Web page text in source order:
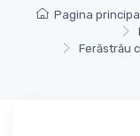
Pagina
Ferăstrău